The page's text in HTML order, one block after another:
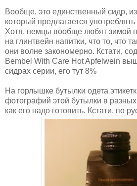
Вообще, это единственный сидр, из
который предлагается
Хотя, немцы вообще любят зимой
на глинтвейн напитки, что то, что
они волне закономерно. Кстати,
Bembel With Care Hot Apfelwein
сидрах серии, его тут 8%
На горлышке бутылки одета
фотографий этой бутылки в
как его надо готовить. Кстати, по